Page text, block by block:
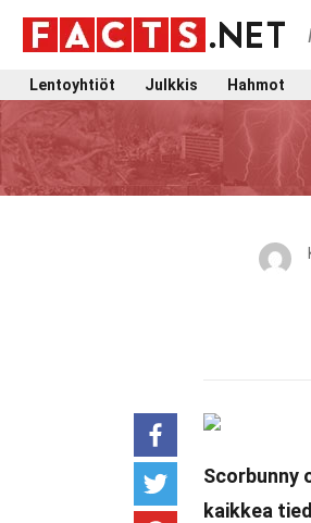
Lentoyhtiöt Julkkis Hahmot
Scorbunny
kaikkea